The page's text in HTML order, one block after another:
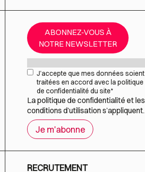
ABONNEZ-VOUS À
NOTRE NEWSLETTER
RGPD*
J’accepte que mes données soient
traitées en accord avec la politique
de confidentialité du site*
Lapolitique de confidentialité et les
conditions d’utilisations’appliquent.
RECRUTEMENT